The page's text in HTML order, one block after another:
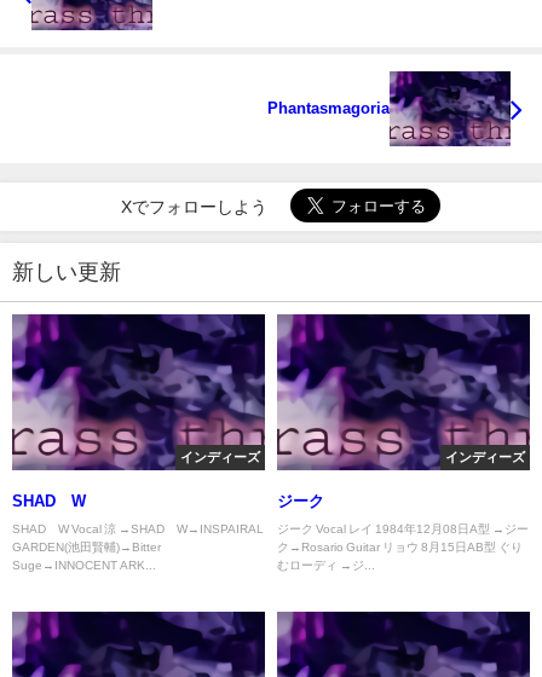
Phantasmagoria
Xでフォローしよう
新しい更新
インディーズ
SHAD∞W
SHAD∞W Vocal 涼 →SHAD∞W→INSPAIRAL
GARDEN(池田賢輔)→Bitter
Suge→INNOCENT ARK...
インディーズ
ジーク
ジーク Vocal レイ 1984年12月08日A型 →ジー
ク→Rosario Guitar リョウ 8月15日AB型 ぐり
むローディ →ジ...